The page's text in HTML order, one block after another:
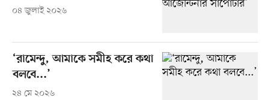
০৪ জুলাই ২০২৬
‘রামেন্দু, আমাকে সমীহ করে কথা
বলবে...’
২৪ মে ২০২৬